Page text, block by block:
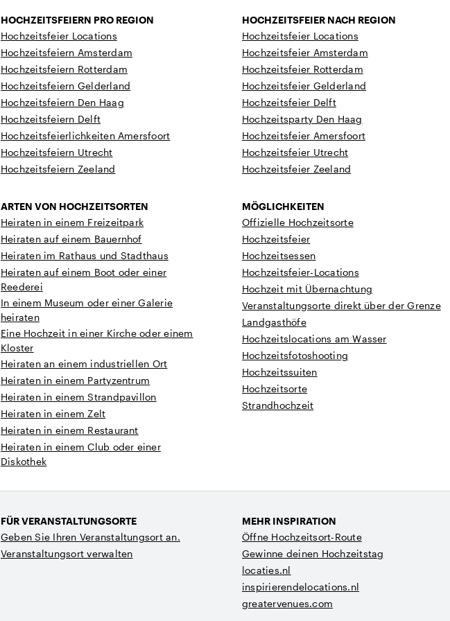
HOCHZEITSFEIERN PRO REGION
Hochzeitsfeier Locations
Hochzeitsfeiern Amsterdam
Hochzeitsfeiern Rotterdam
Hochzeitsfeiern Gelderland
Hochzeitsfeiern Den Haag
Hochzeitsfeiern Delft
Hochzeitsfeierlichkeiten Amersfoort
Hochzeitsfeiern Utrecht
Hochzeitsfeiern Zeeland
HOCHZEITSFEIER NACH REGION
Hochzeitsfeier Locations
Hochzeitsfeier Amsterdam
Hochzeitsfeier Rotterdam
Hochzeitsfeier Gelderland
Hochzeitsfeier Delft
Hochzeitsparty Den Haag
Hochzeitsfeier Amersfoort
Hochzeitsfeier Utrecht
Hochzeitsfeier Zeeland
ARTEN VON HOCHZEITSORTEN
Heiraten in einem Freizeitpark
Heiraten auf einem Bauernhof
Heiraten im Rathaus und Stadthaus
Heiraten auf einem Boot oder einer
Reederei
In einem Museum oder einer Galerie
heiraten
Eine Hochzeit in einer Kirche oder einem
Kloster
Heiraten an einem industriellen Ort
Heiraten in einem Partyzentrum
Heiraten in einem Strandpavillon
Heiraten in einem Zelt
Heiraten in einem Restaurant
Heiraten in einem Club oder einer
Diskothek
MÖGLICHKEITEN
Offizielle Hochzeitsorte
Hochzeitsfeier
Hochzeitsessen
Hochzeitsfeier-Locations
Hochzeit mit Übernachtung
Veranstaltungsorte direkt über der Grenze
Landgasthöfe
Hochzeitslocations am Wasser
Hochzeitsfotoshooting
Hochzeitssuiten
Hochzeitsorte
Strandhochzeit
FÜR VERANSTALTUNGSORTE
Geben Sie Ihren Veranstaltungsort an.
Veranstaltungsort verwalten
MEHR INSPIRATION
Öffne Hochzeitsort-Route
Gewinne deinen Hochzeitstag
locaties.nl
inspirierendelocations.nl
greatervenues.com